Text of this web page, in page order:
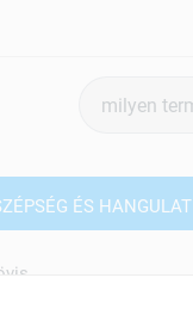
keresés
ÉS HANGULAT